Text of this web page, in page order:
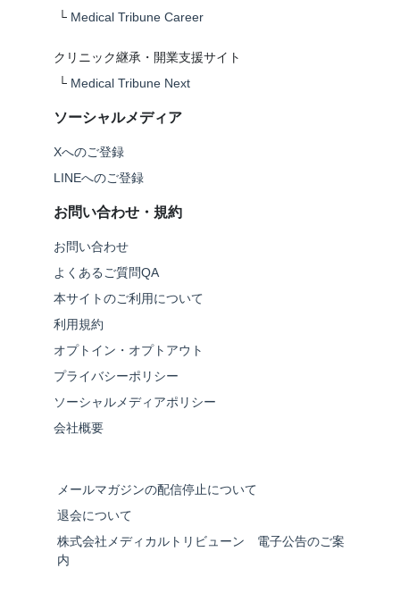
└ Medical Tribune Career
クリニック継承・開業支援サイト
└ Medical Tribune Next
ソーシャルメディア
Xへのご登録
LINEへのご登録
お問い合わせ・規約
お問い合わせ
よくあるご質問QA
本サイトのご利用について
利用規約
オプトイン・オプトアウト
プライバシーポリシー
ソーシャルメディアポリシー
会社概要
メールマガジンの配信停止について
退会について
株式会社メディカルトリビューン 電子公告のご案
内